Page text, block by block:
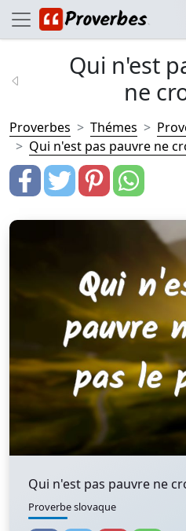
Qui n'est
ne
Proverbes Thémes
Qui n'est pas pauvre ne
Qui n'est pas pauvre ne
Proverbe slovaque